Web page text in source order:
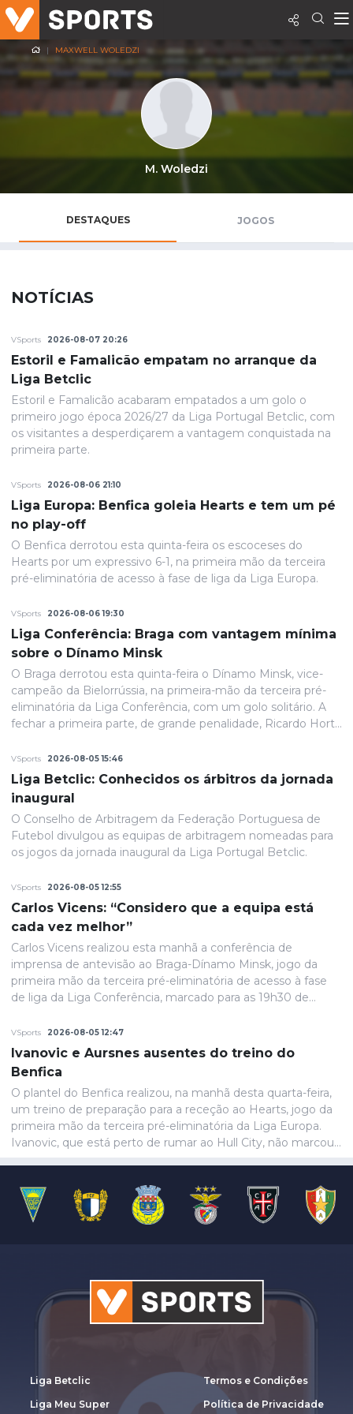
MAXWELL WOLEDZI
M. Woledzi
DESTAQUES JOGOS
NOTÍCIAS
VSports 2026-08-07 20:26
Estoril e Famalicão empatam no arranque da
Liga Betclic
Estoril e Famalicão acabaram empatados a um golo o
primeiro jogo época 2026/27 da Liga Portugal Betclic, com
os visitantes a desperdiçarem a vantagem conquistada na
primeira parte.
VSports 2026-08-06 21:10
Liga Europa: Benfica goleia Hearts e tem um pé
no play-off
O Benfica derrotou esta quinta-feira os escoceses do
Hearts por um expressivo 6-1, na primeira mão da terceira
pré-eliminatória de acesso à fase de liga da Liga Europa.
VSports 2026-08-06 19:30
Liga Conferência: Braga com vantagem mínima
sobre o Dínamo Minsk
O Braga derrotou esta quinta-feira o Dínamo Minsk, vice-
campeão da Bielorrússia, na primeira-mão da terceira pré-
eliminatória da Liga Conferência, com um golo solitário. A
fechar a primeira parte, de grande penalidade, Ricardo Horta
e até final o resultado permaneceria inalterado.
VSports 2026-08-05 15:46
Liga Betclic: Conhecidos os árbitros da jornada
inaugural
O Conselho de Arbitragem da Federação Portuguesa de
Futebol divulgou as equipas de arbitragem nomeadas para
os jogos da jornada inaugural da Liga Portugal Betclic.
VSports 2026-08-05 12:55
Carlos Vicens: “Considero que a equipa está
cada vez melhor”
Carlos Vicens realizou esta manhã a conferência de
imprensa de antevisão ao Braga-Dínamo Minsk, jogo da
primeira mão da terceira pré-eliminatória de acesso à fase
de liga da Liga Conferência, marcado para as 19h30 de
VSports 2026-08-05 12:47
Ivanovic e Aursnes ausentes do treino do
Benfica
O plantel do Benfica realizou, na manhã desta quarta-feira,
um treino de preparação para a receção ao Hearts, jogo da
primeira mão da terceira pré-eliminatória da Liga Europa.
Ivanovic, que está perto de rumar ao Hull City, não marcou
gastroenterite, também foi baixa, juntando-se a Wynder e
Umeh.
Liga Betclic
Liga Meu Super
Termos e Condições
Política de Privacidade